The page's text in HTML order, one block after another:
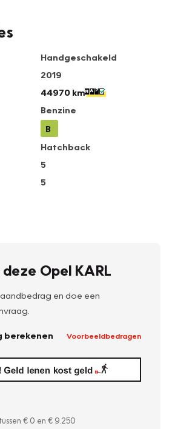
Handgeschakeld
2019
44970 km
Benzine
B
Hatchback
5
5
Opel KARL
en doe een
berekenen Voorbeeldbedragen
€ 0 en € 9.250